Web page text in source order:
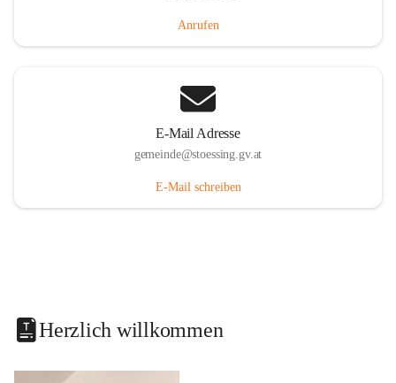
Anrufen
E-Mail Adresse
gemeinde@stoessing.gv.at
E-Mail schreiben
Herzlich willkommen